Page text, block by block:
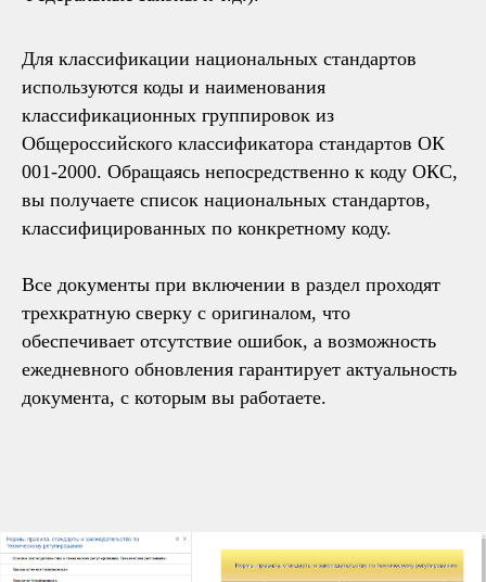
Для классификации национальных стандартов
используются коды и наименования
классификационных группировок из
Общероссийского классификатора стандартов ОК
001-2000. Обращаясь непосредственно к коду ОКС,
вы получаете список национальных стандартов,
классифицированных по конкретному коду.
Все документы при включении в раздел проходят
трехкратную сверку с оригиналом, что
обеспечивает отсутствие ошибок, а возможность
ежедневного обновления гарантирует актуальность
документа, с которым вы работаете.